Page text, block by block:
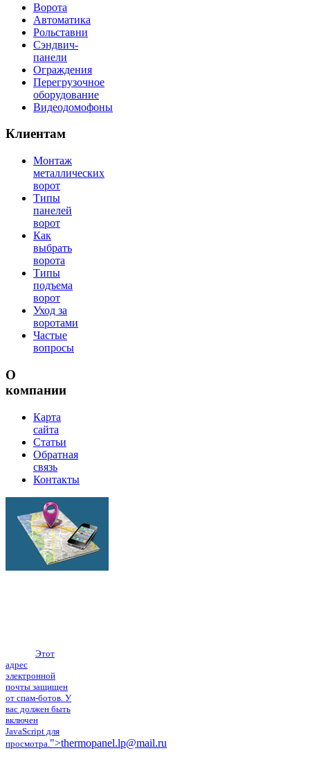
Ворота
Автоматика
Рольставни
Сэндвич-
панели
Ограждения
Перегрузочное
оборудование
Видеодомофоны
Клиентам
Монтаж
металлических
ворот
Типы
панелей
ворот
Как
выбрать
ворота
Типы
подъема
ворот
Уход за
воротами
Частые
вопросы
О
компании
Карта
сайта
Статьи
Обратная
связь
Контакты
Этот
адрес
электронной
почты защищен
от спам-ботов. У
вас должен быть
включен
JavaScript для
просмотра. ">thermopanel.lp@mail.ru